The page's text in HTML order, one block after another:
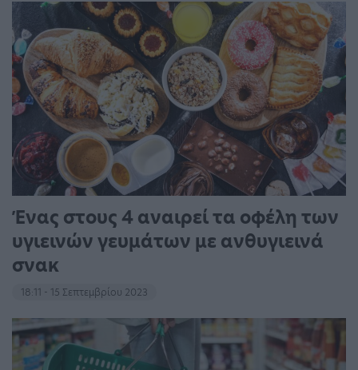
Ένας στους 4 αναιρεί τα οφέλη των
υγιεινών γευμάτων με ανθυγιεινά
σνακ
18:11 - 15 Σεπτεμβρίου 2023